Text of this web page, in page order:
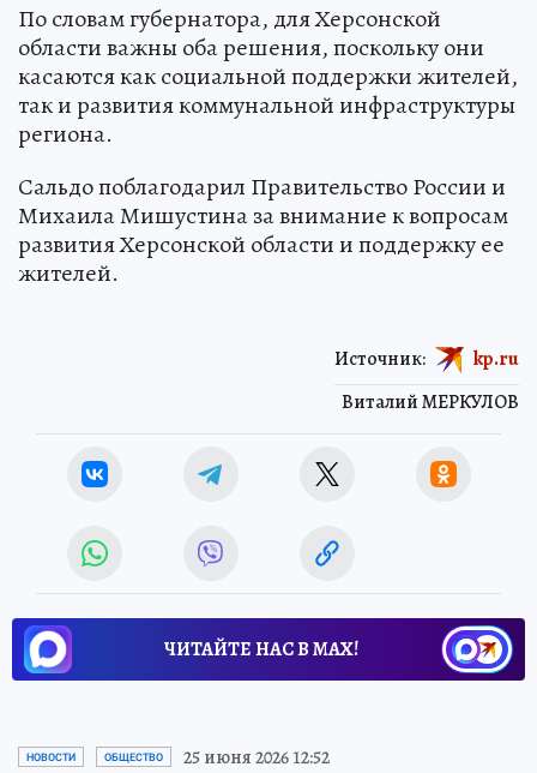
По словам губернатора, для Херсонской
области важны оба решения, поскольку они
касаются как социальной поддержки жителей,
так и развития коммунальной инфраструктуры
региона.
Сальдо поблагодарил Правительство России и
Михаила Мишустина за внимание к вопросам
развития Херсонской области и поддержку ее
жителей.
Виталий МЕРКУЛОВ
Источник: kp.ru
ЧИТАЙТЕ НАС В МАХ!
НОВОСТИ ОБЩЕСТВО 25 июня 2026 12:52